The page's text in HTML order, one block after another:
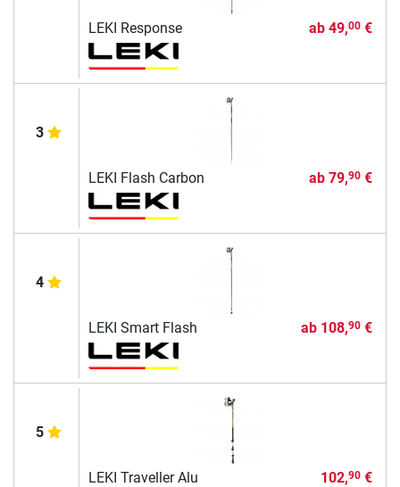
LEKI Response ab 49,00€
3
LEKI Flash Carbon ab 79,90€
4
LEKI Smart Flash ab 108,90€
5
LEKI Traveller Alu 102,90€